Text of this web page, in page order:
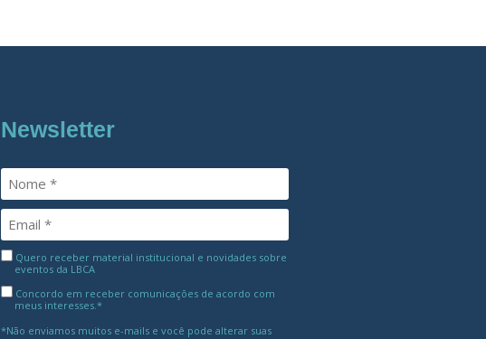
Newsletter
Quero receber material institucional e novidades sobre
eventos da LBCA
Concordo em receber comunicações de acordo com
meus interesses.*
*Não enviamos muitos e-mails e você pode alterar suas